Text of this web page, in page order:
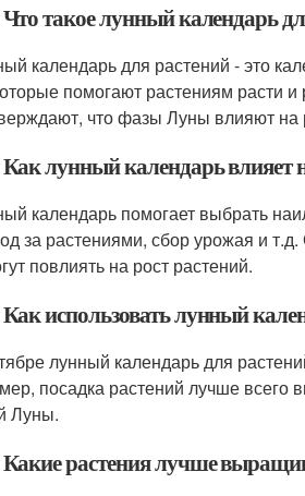
такое лунный календарь
календарь для растений - это
помогают растениям расти
что фазы Луны влияют на
лунный календарь влияет
календарь помогает выбрать
за растениями, сбор урожая и
повлиять на рост растений.
использовать лунный
лунный календарь для
посадка растений лучше
Луны.
растения лучше